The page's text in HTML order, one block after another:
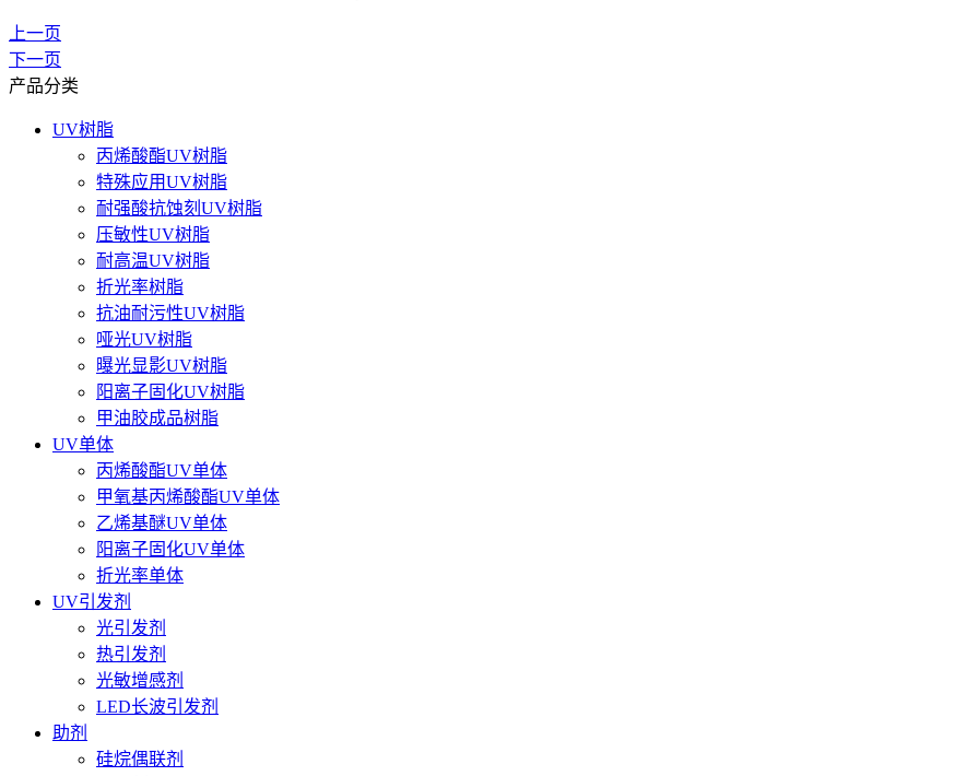
上一页
下一页
产品分类
UV树脂
丙烯酸酯UV树脂
特殊应用UV树脂
耐强酸抗蚀刻UV树脂
压敏性UV树脂
耐高温UV树脂
折光率树脂
抗油耐污性UV树脂
哑光UV树脂
曝光显影UV树脂
阳离子固化UV树脂
甲油胶成品树脂
UV单体
丙烯酸酯UV单体
甲氧基丙烯酸酯UV单体
乙烯基醚UV单体
阳离子固化UV单体
折光率单体
UV引发剂
光引发剂
热引发剂
光敏增感剂
LED长波引发剂
助剂
硅烷偶联剂